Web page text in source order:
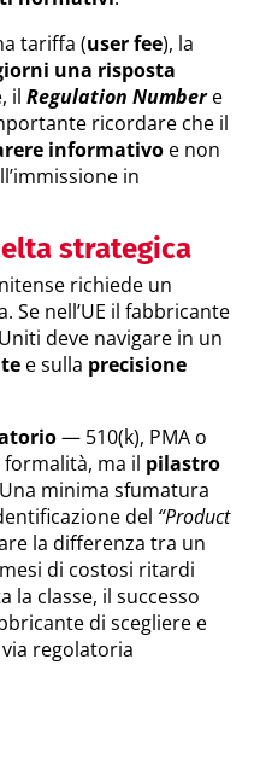
tariffa (user fee), la
una risposta
il Regulation Numbere
ricordare che il
informativo e non
in
strategica
richiede un
Se nell’UE il fabbricante
deve navigare in un
e sulla precisione
— 510(k), PMA o
ma il pilastro
minima sfumatura
del “Product
la differenza tra un
di costosi ritardi
la classe, il successo
di scegliere e
regolatoria